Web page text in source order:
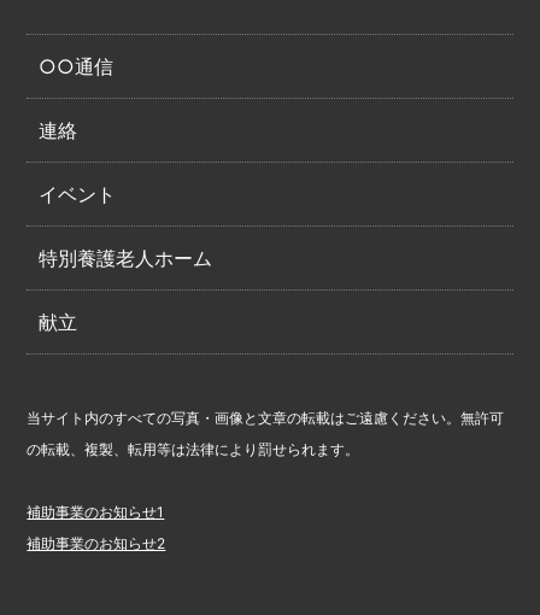
○○通信
連絡
イベント
特別養護老人ホーム
献立
当サイト内のすべての写真・画像と文章の転載はご遠慮ください。無許可
の転載、複製、転用等は法律により罰せられます。
補助事業のお知らせ1
補助事業のお知らせ2